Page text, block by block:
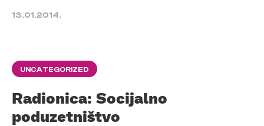
13.01.2014.
UNCATEGORIZED
Radionica: Socijalno
poduzetništvo